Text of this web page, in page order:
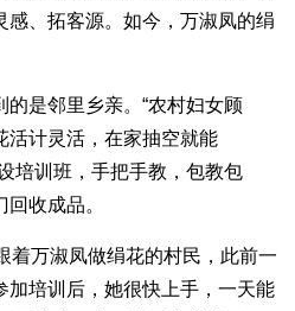
感、拓客源。如今，万淑凤的绢
是邻里乡亲。“农村妇女顾
活计灵活，在家抽空就能
培训班，手把手教，包教包
收成品。
万淑凤做绢花的村民，此前一
加培训后，她很快上手，一天能